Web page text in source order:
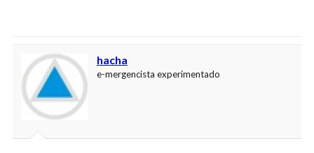
hacha
e-mergencista experimentado